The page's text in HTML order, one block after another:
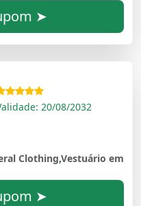
➤
20/08/2032
Clothing,Vestuário em
➤